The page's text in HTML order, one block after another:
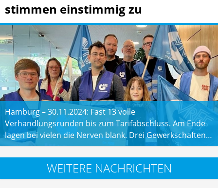
stimmen einstimmig zu
Hamburg – 30.11.2024: Fast 13 volle
Verhandlungsrunden bis zum Tarifabschluss. Am Ende
lagen bei vielen die Nerven blank. Drei Gewerkschaften…
WEITERE NACHRICHTEN